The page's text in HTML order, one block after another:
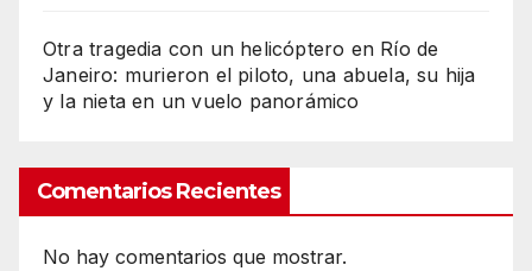
Otra tragedia con un helicóptero en Río de
Janeiro: murieron el piloto, una abuela, su hija
y la nieta en un vuelo panorámico
Comentarios Recientes
No hay comentarios que mostrar.